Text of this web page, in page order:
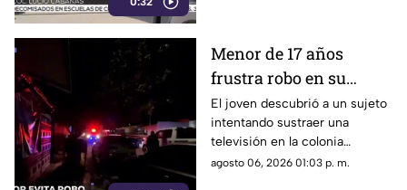
Menor de 17 años
frustra robo en su
domicilio de
Cuauhtémoc; resulta
herido de la mano
El joven descubrió a un sujeto
intentando sustraer una
televisión en la colonia
Reforma; tras forcejear con el
agosto 06, 2026 01:03 p. m.